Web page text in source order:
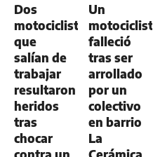
Dos
motociclistas
que
salían de
trabajar
resultaron
heridos
tras
chocar
Un
motociclista
falleció
tras ser
arrollado
por un
colectivo
en barrio
La